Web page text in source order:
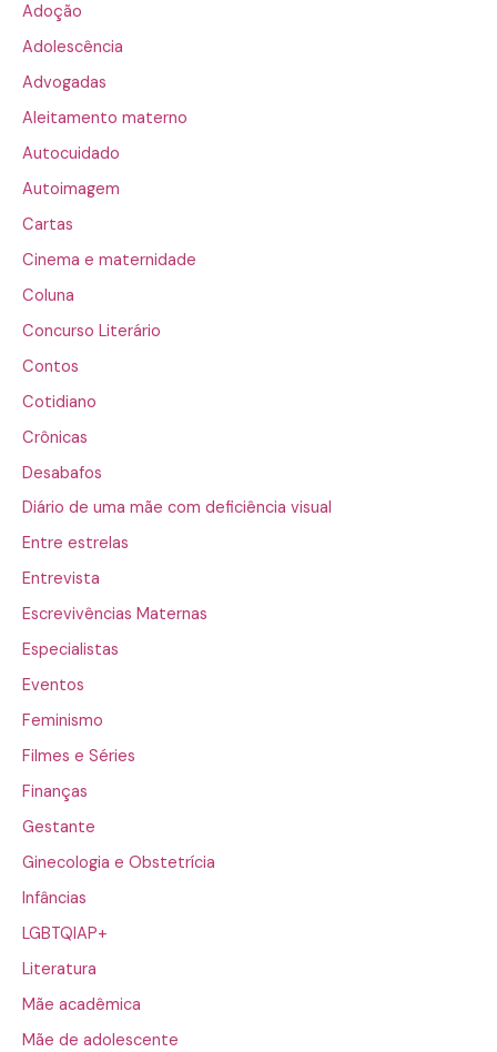
Adoção
Adolescência
Advogadas
Aleitamento materno
Autocuidado
Autoimagem
Cartas
Cinema e maternidade
Coluna
Concurso Literário
Contos
Cotidiano
Crônicas
Desabafos
Diário de uma mãe com deficiência visual
Entre estrelas
Entrevista
Escrevivências Maternas
Especialistas
Eventos
Feminismo
Filmes e Séries
Finanças
Gestante
Ginecologia e Obstetrícia
Infâncias
LGBTQIAP+
Literatura
Mãe acadêmica
Mãe de adolescente